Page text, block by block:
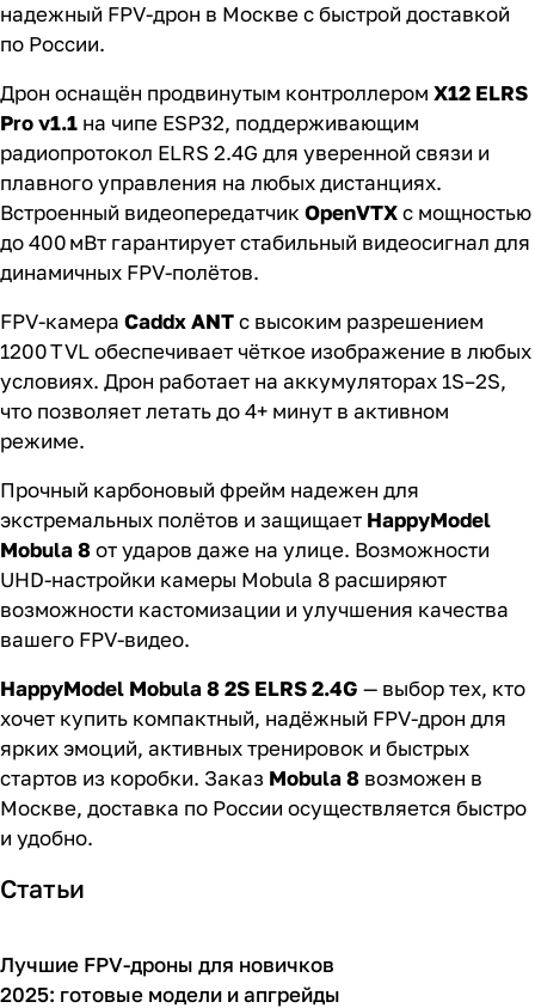
надежный FPV-дрон в Москве с быстрой доставкой
по России.
Дрон оснащён продвинутым контроллером X12 ELRS
Pro v1.1 на чипе ESP32, поддерживающим
радиопротокол ELRS 2.4G для уверенной связи и
плавного управления на любых дистанциях.
Встроенный видеопередатчик OpenVTXс мощностью
до 400 мВт гарантирует стабильный видеосигнал для
динамичных FPV-полётов.
FPV-камера Caddx ANTс высоким разрешением
1200 TVL обеспечивает чёткое изображение в любых
условиях. Дрон работает на аккумуляторах 1S–2S,
что позволяет летать до 4+ минут в активном
режиме.
Прочный карбоновый фрейм надежен для
экстремальных полётов и защищает HappyModel
Mobula 8от ударов даже на улице. Возможности
UHD-настройки камеры Mobula 8 расширяют
возможности кастомизации и улучшения качества
вашего FPV-видео.
HappyModel Mobula 8 2S ELRS 2.4G — выбор тех, кто
хочет купить компактный, надёжный FPV-дрон для
ярких эмоций, активных тренировок и быстрых
стартов из коробки. Заказ Mobula 8 возможен в
Москве, доставка по России осуществляется быстро
и удобно.
Статьи
Обзоры
Лучшие FPV-дроны для новичков
2025: готовые модели и апгрейды